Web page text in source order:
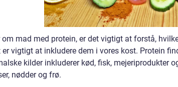
om mad med protein, er det vigtigt at forstå,
er vigtigt at inkludere dem i vores kost. Protein
kilder inkluderer kød, fisk, mejeriprodukter
nødder og frø.